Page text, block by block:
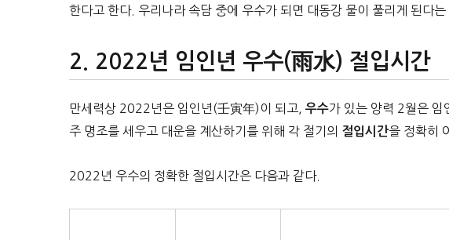
한다고 한다. 우리나라 속담 중에 우수가 되면 대동강 물이 풀리게 된다는
2022년 임인년 우수(雨水) 절입시간
만세력상 2022년은 임인년(壬寅年)이 되고, 우수가 있는 양력 2월은
주 명조를 세우고 대운을 계산하기를 위해 각 절기의 절입시간을 정확히
2022년 우수의 정확한 절입시간은 다음과 같다.